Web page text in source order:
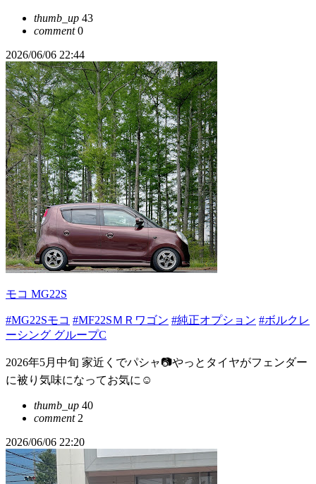
thumb_up 43
comment0
2026/06/06 22:44
モコ MG22S
#MG22Sモコ #MF22SＭＲワゴン #純正オプション #ボルクレ
ーシング グループC
2026年5月中旬 家近くでパシャ📷やっとタイヤがフェンダー
に被り気味になってお気に☺️
thumb_up 40
comment2
2026/06/06 22:20